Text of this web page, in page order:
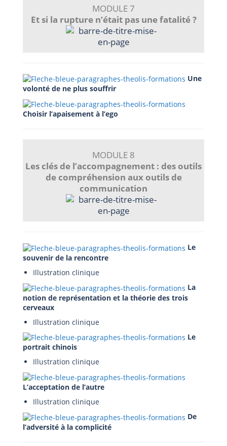
MODULE 7
Et si la rupture n’était pas une fatalité ?
Une
volonté de ne plus souffrir
Choisir l’apaisement à l’ego
MODULE 8
Les clés de l’accompagnement : des outils
de compréhension aux outils de
communication
Le
souvenir de la rencontre
Illustration clinique
La
notion de représentation et la théorie des trois
cerveaux
Illustration clinique
Le
portrait chinois
Illustration clinique
L’acceptation de l’autre
Illustration clinique
De
l’adversité à la complicité